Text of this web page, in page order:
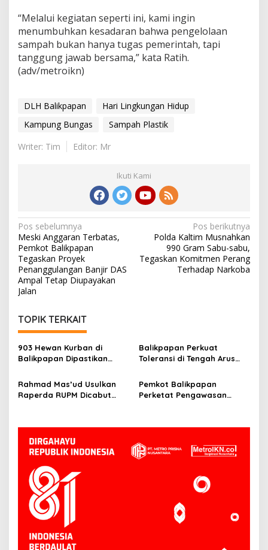
“Melalui kegiatan seperti ini, kami ingin
menumbuhkan kesadaran bahwa pengelolaan
sampah bukan hanya tugas pemerintah, tapi
tanggung jawab bersama,” kata Ratih.
(adv/metroikn)
DLH Balikpapan
Hari Lingkungan Hidup
Kampung Bungas
Sampah Plastik
Writer: Tim
Editor: Mr
Ikuti Kami
Navigasi
pos
Pos sebelumnya
Meski Anggaran Terbatas,
Pemkot Balikpapan
Tegaskan Proyek
Penanggulangan Banjir DAS
Ampal Tetap Diupayakan
Jalan
Pos berikutnya
Polda Kaltim Musnahkan
990 Gram Sabu-sabu,
Tegaskan Komitmen Perang
Terhadap Narkoba
TOPIK TERKAIT
903 Hewan Kurban di
Balikpapan Dipastikan
Balikpapan Perkuat
Toleransi di Tengah Arus
Rahmad Mas’ud Usulkan
Raperda RUPM Dicabut
Pemkot Balikpapan
Perketat Pengawasan
Dikelola Baik